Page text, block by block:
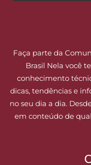
Faça parte da
Brasil Nela você
conhecimento
dicas, tendências e
no seu dia a dia.
em conteúdo de